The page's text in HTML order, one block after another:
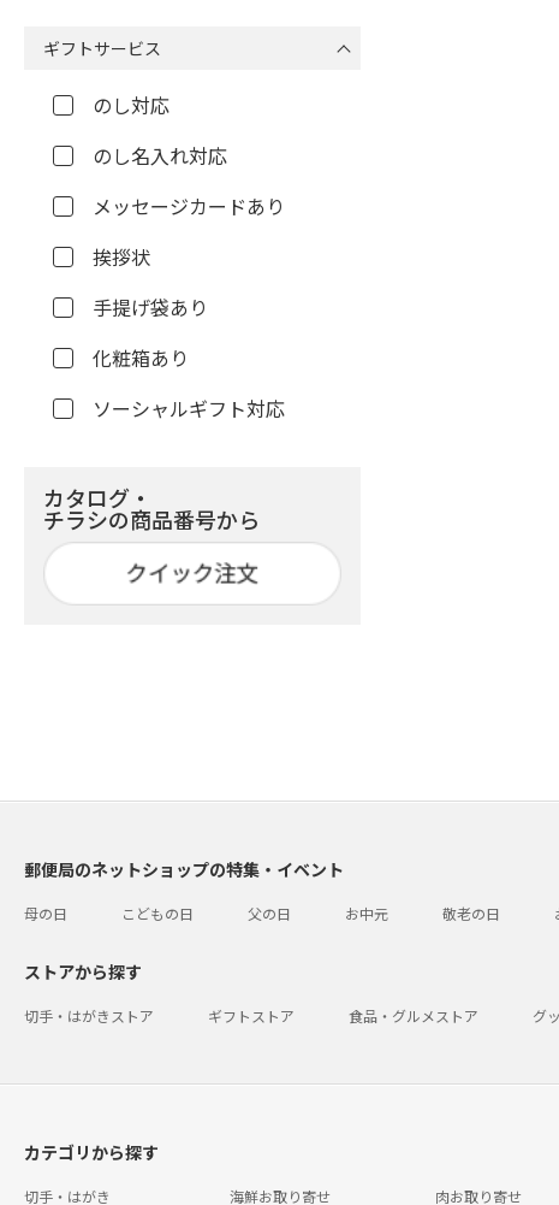
ギフトサービス
のし対応
のし名入れ対応
メッセージカードあり
挨拶状
手提げ袋あり
化粧箱あり
ソーシャルギフト対応
カタログ・
チラシの商品番号から
郵便局のネットショップの特集・イベント
母の日 こどもの日 父の日 お中元 敬老の日
ストアから探す
切手・はがきストア ギフトストア 食品・グルメストア グ
カテゴリから探す
切手・はがき 海鮮お取り寄せ 肉お取り寄せ